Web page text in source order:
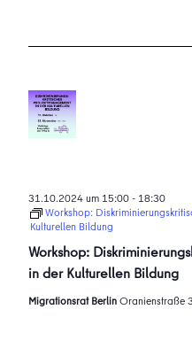
Workshop:
in der Kulturellen Bildung
31.10.2024 um 15:00- 18:30
Workshop:
Kulturellen Bildung
Migrationsrat BerlinOranienstraße